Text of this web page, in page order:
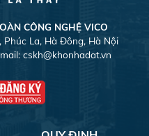
CÔNG NGHỆ VICO
Phúc La, Hà Đông, Hà Nội
cskh@khonhadat.vn